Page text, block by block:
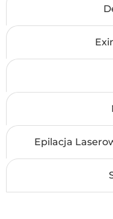
jak Alfa Harmony
przeprowadzamy
2.0. Dzięki nim,
Nowoczesne
Nasze urządzenia hi-
przeprowadzenie
redukcji cellulitu, a
doskonałe
Epilacja